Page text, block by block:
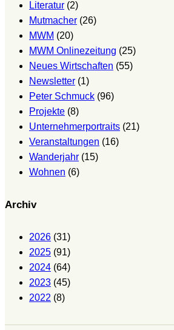
Literatur (2)
Mutmacher (26)
MWM (20)
MWM Onlinezeitung (25)
Neues Wirtschaften (55)
Newsletter (1)
Peter Schmuck (96)
Projekte (8)
Unternehmerportraits (21)
Veranstaltungen (16)
Wanderjahr (15)
Wohnen (6)
Archiv
2026 (31)
2025 (91)
2024 (64)
2023 (45)
2022 (8)